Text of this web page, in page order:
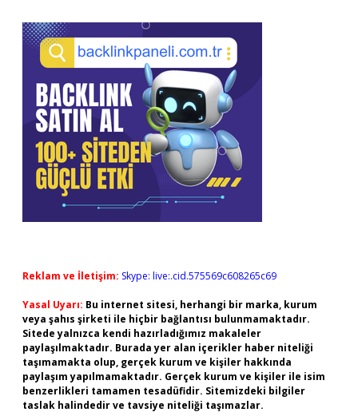
Reklam ve İletişim: Skype: live:.cid.575569c608265c69
Yasal Uyarı: Bu internet sitesi, herhangi bir marka, kurum
veya şahıs şirketi ile hiçbir bağlantısı bulunmamaktadır.
Sitede yalnızca kendi hazırladığımız makaleler
paylaşılmaktadır. Burada yer alan içerikler haber niteliği
taşımamakta olup, gerçek kurum ve kişiler hakkında
paylaşım yapılmamaktadır. Gerçek kurum ve kişiler ile isim
benzerlikleri tamamen tesadüfidir. Sitemizdeki bilgiler
taslak halindedir ve tavsiye niteliği taşımazlar.